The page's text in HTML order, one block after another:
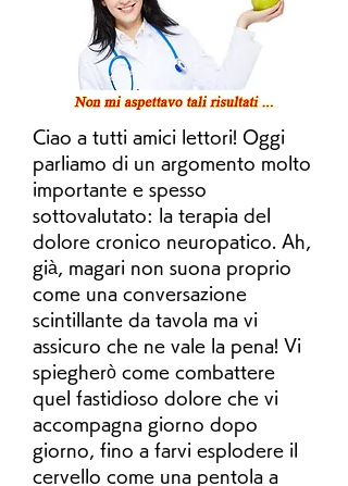
Ciao a tutti amici lettori! Oggi
parliamo di un argomento molto
importante e spesso
sottovalutato: la terapia del
dolore cronico neuropatico. Ah,
già, magari non suona proprio
come una conversazione
scintillante da tavola ma vi
assicuro che ne vale la pena! Vi
spiegherò come combattere
quel fastidioso dolore che vi
accompagna giorno dopo
giorno, fino a farvi esplodere il
cervello come una pentola a